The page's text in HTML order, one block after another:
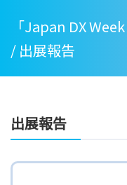
「Japan DX
/ 出展報告
出展報告